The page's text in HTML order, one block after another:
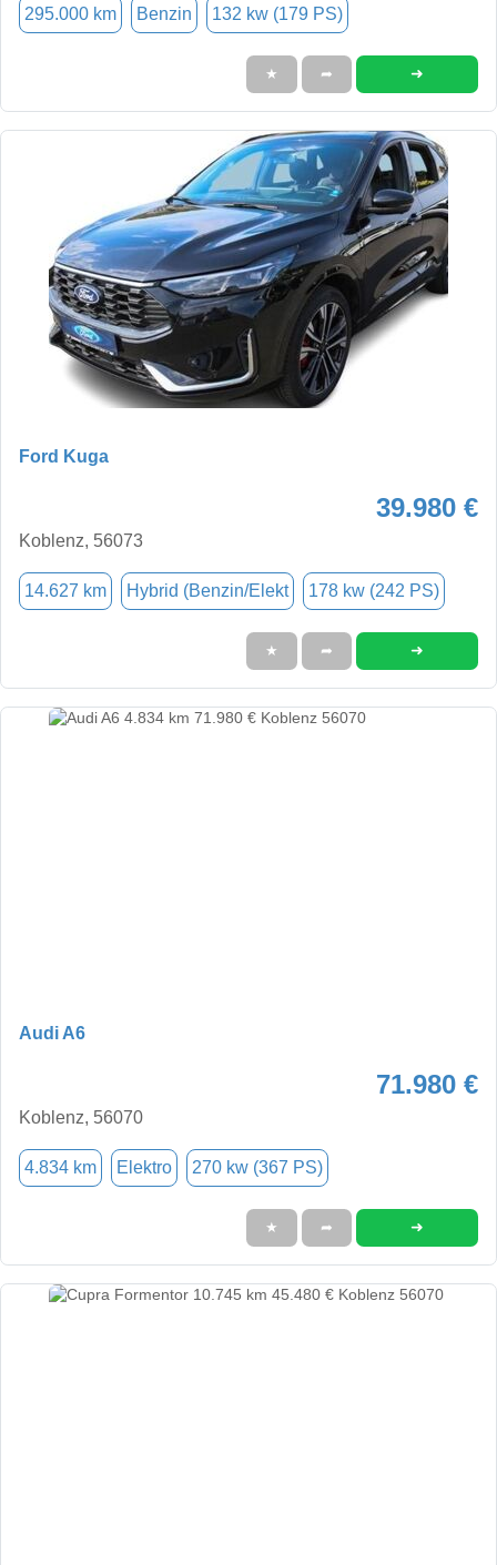
295.000 km Benzin 132 kw (179 PS)
★ ➦ ➜
Ford Kuga
39.980 €
Koblenz, 56073
14.627 km Hybrid (Benzin/Elekt 178 kw (242 PS)
★ ➦ ➜
Audi A6
71.980 €
Koblenz, 56070
4.834 km Elektro 270 kw (367 PS)
★ ➦ ➜